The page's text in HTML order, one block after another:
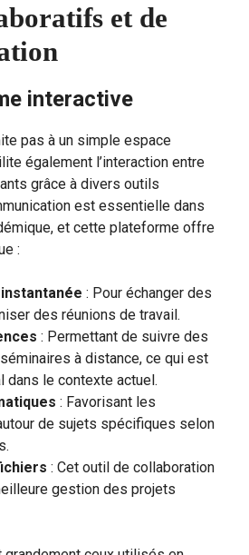
et de
interactive
pas à un simple espace
également l’interaction entre
grâce à divers outils
est essentielle dans
et cette plateforme offre
:
: Pour échanger des
des réunions de travail.
: Permettant de suivre des
à distance, ce qui est
dans le contexte actuel.
: Favorisant les
de sujets spécifiques selon
: Cet outil de collaboration
gestion des projets